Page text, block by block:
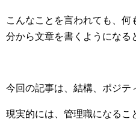
こんなことを言われても、何
分から文章を書くようになる
今回の記事は、結構、ポジテ
現実的には、管理職になるこ